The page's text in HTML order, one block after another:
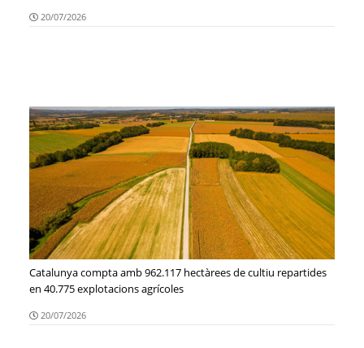
20/07/2026
Catalunya compta amb 962.117 hectàrees de cultiu repartides
en 40.775 explotacions agrícoles
20/07/2026